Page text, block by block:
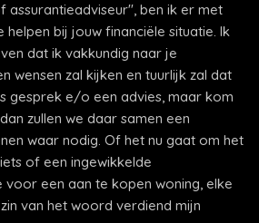
assurantieadviseur", ben ik er met
bij jouw financiële situatie. Ik
dat ik vakkundig naar je
wensen zal kijken en tuurlijk zal dat
gesprek e/o een advies, maar kom
zullen we daar samen een
waar nodig. Of het nu gaat om het
of een ingewikkelde
een aan te kopen woning, elke
van het woord verdiend mijn